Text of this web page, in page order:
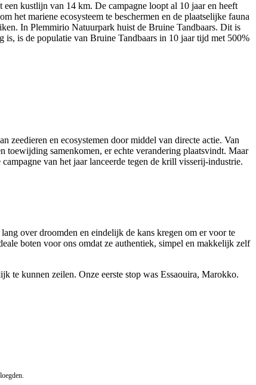
kustlijn van 14 km. De campagne loopt al 10 jaar en heeft
het mariene ecosysteem te beschermen en de plaatselijke fauna
In Plemmirio Natuurpark huist de Bruine Tandbaars. Dit is
is, is de populatie van Bruine Tandbaars in 10 jaar tijd met 500%
zeedieren en ecosystemen door middel van directe actie. Van
samenkomen, er echte verandering plaatsvindt. Maar
van het jaar lanceerde tegen de krill visserij-industrie.
over droomden en eindelijk de kans kregen om er voor te
boten voor ons omdat ze authentiek, simpel en makkelijk zelf
te kunnen zeilen. Onze eerste stop was Essaouira, Marokko.